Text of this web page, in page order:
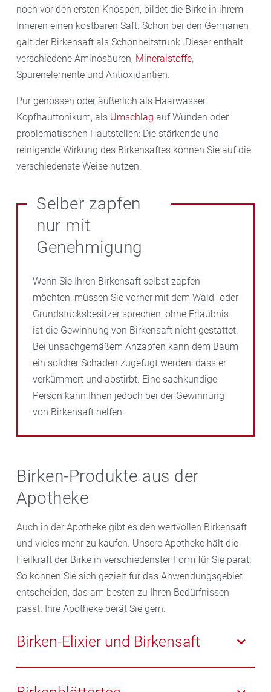
noch vor den ersten Knospen, bildet die Birke in ihrem
Inneren einen kostbaren Saft. Schon bei den Germanen
galt der Birkensaft als Schönheitstrunk. Dieser enthält
verschiedene Aminosäuren, Mineralstoffe,
Spurenelemente und Antioxidantien.
Pur genossen oder äußerlich als Haarwasser,
Kopfhauttonikum, als Umschlag auf Wunden oder
problematischen Hautstellen: Die stärkende und
reinigende Wirkung des Birkensaftes können Sie auf die
verschiedenste Weise nutzen.
Selber zapfen
nur mit
Genehmigung
Wenn Sie Ihren Birkensaft selbst zapfen
möchten, müssen Sie vorher mit dem Wald- oder
Grundstücksbesitzer sprechen, ohne Erlaubnis
ist die Gewinnung von Birkensaft nicht gestattet.
Bei unsachgemäßem Anzapfen kann dem Baum
ein solcher Schaden zugefügt werden, dass er
verkümmert und abstirbt. Eine sachkundige
Person kann Ihnen jedoch bei der Gewinnung
von Birkensaft helfen.
Birken-Produkte aus der
Apotheke
Auch in der Apotheke gibt es den wertvollen Birkensaft
und vieles mehr zu kaufen. Unsere Apotheke hält die
Heilkraft der Birke in verschiedenster Form für Sie parat.
So können Sie sich gezielt für das Anwendungsgebiet
entscheiden, das am besten zu Ihren Bedürfnissen
passt. Ihre Apotheke berät Sie gern.
Birken-Elixier und Birkensaft
Besonders für eine Kur gegen Frühjahrsmüdigkeit
bieten sich Birken-Elixiere und Birkensaft für die